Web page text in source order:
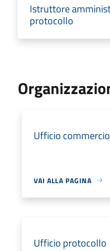
Istruttore
protocollo
Ufficio commercio
VAI ALLA PAGINA
Ufficio protocollo